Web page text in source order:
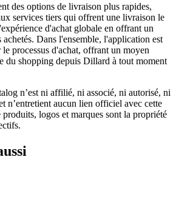
des options de livraison plus rapides,
services tiers qui offrent une livraison le
d'achat globale en offrant un
achetés. Dans l'ensemble, l'application est
processus d'achat, offrant un moyen
du shopping depuis Dillard à tout moment
n’est ni affilié, ni associé, ni autorisé, ni
n’entretient aucun lien officiel avec cette
logos et marques sont la propriété